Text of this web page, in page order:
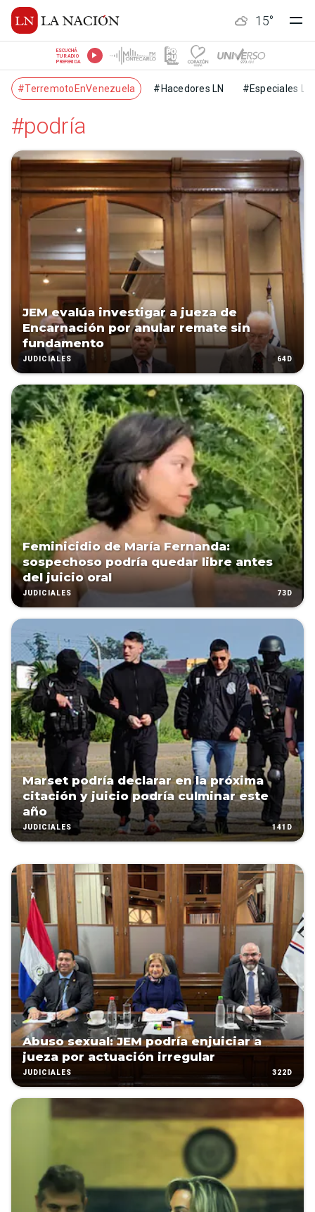
15°
ESCUCHÁ
TU RADIO
PREFERIDA
#TerremotoEnVenezuela #Hacedores LN #Especiales LN
#podría
JEM evalúa investigar a jueza de
Encarnación por anular remate sin
fundamento
JUDICIALES 64D
Feminicidio de María Fernanda:
sospechoso podría quedar libre antes
del juicio oral
JUDICIALES 73D
Marset podría declarar en la próxima
citación y juicio podría culminar este
año
JUDICIALES 141D
Abuso sexual: JEM podría enjuiciar a
jueza por actuación irregular
JUDICIALES 322D